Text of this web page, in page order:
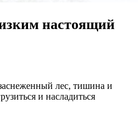
настоящий
лес, тишина и
и насладиться